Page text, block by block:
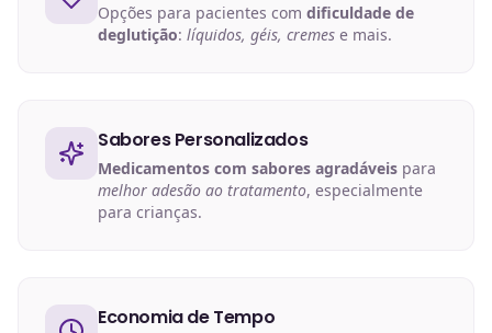
Opções para pacientes com dificuldade de
deglutição: líquidos, géis, cremes e mais.
Sabores Personalizados
Medicamentos com sabores agradáveis para
melhor adesão ao tratamento, especialmente
para crianças.
Economia de Tempo